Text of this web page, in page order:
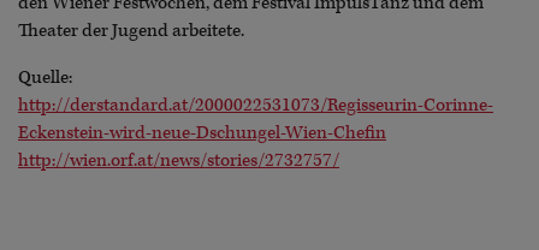
Theater der Jugend arbeitete.
Quelle:
http://derstandard.at/2000022531073/Regisseurin-Corinne-
Eckenstein-wird-neue-Dschungel-Wien-Chefin
http://wien.orf.at/news/stories/2732757/